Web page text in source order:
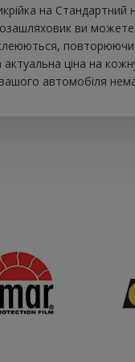
на Стандартний
ви можете
повторюючи
ціна на
автомобіля